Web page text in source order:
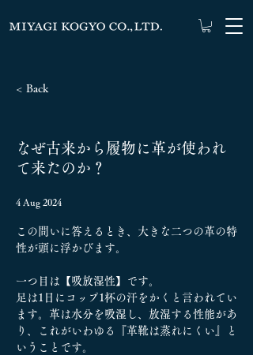
< Back
なぜ古来から履物に革が使われ
て来たのか？
4 Aug 2024
この問いに答えるとき、大きな二つの革の特
性が頭に浮かびます。
一つ目は【吸放湿性】です。
足は1日にコップ1杯の汗をかくと言われてい
ます。革は水分を吸湿し、放湿する性能があ
り、これがいわゆる『革靴は蒸れにくい』と
いうことです。